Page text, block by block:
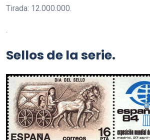
Tirada: 12.000.000.
.
Sellos de la serie.